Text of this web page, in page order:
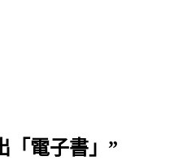
「電子書」”